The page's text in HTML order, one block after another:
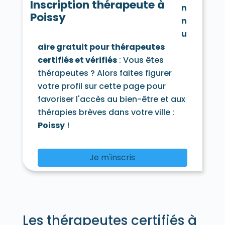
La Hauteville 78113
Herbeville 78580
Hermeray 78125
Jambville 78440
Jeufosse 78270
Jouars-Pontchartrain 78760
Jouy-en-Josas 78350
Jouy-Mauvoisin 78200
Jumeauville 78580
Juziers 78820
Lainville-en-Vexin 78440
Lévis-Saint-Nom 78320
Limay 78520
Limetz-Villez 78270
Les Loges-en-Josas 78350
Lommoye 78270
Magnanville 78200
Magny-les-Hameaux 78114
Maisons-Laffitte 78600
Mareil-Marly 78750
Mareil-sur-Mauldre 78124
Inscription thérapeute à
Poissy
n
n
u
aire gratuit pour thérapeutes
certifiés et vérifiés: Vous êtes
thérapeutes ? Alors faites figurer
votre profil sur cette page pour
favoriser l'accès au bien-être et aux
thérapies brèves dans votre ville :
Poissy!
Je m'inscris
Les thérapeutes certifiés à